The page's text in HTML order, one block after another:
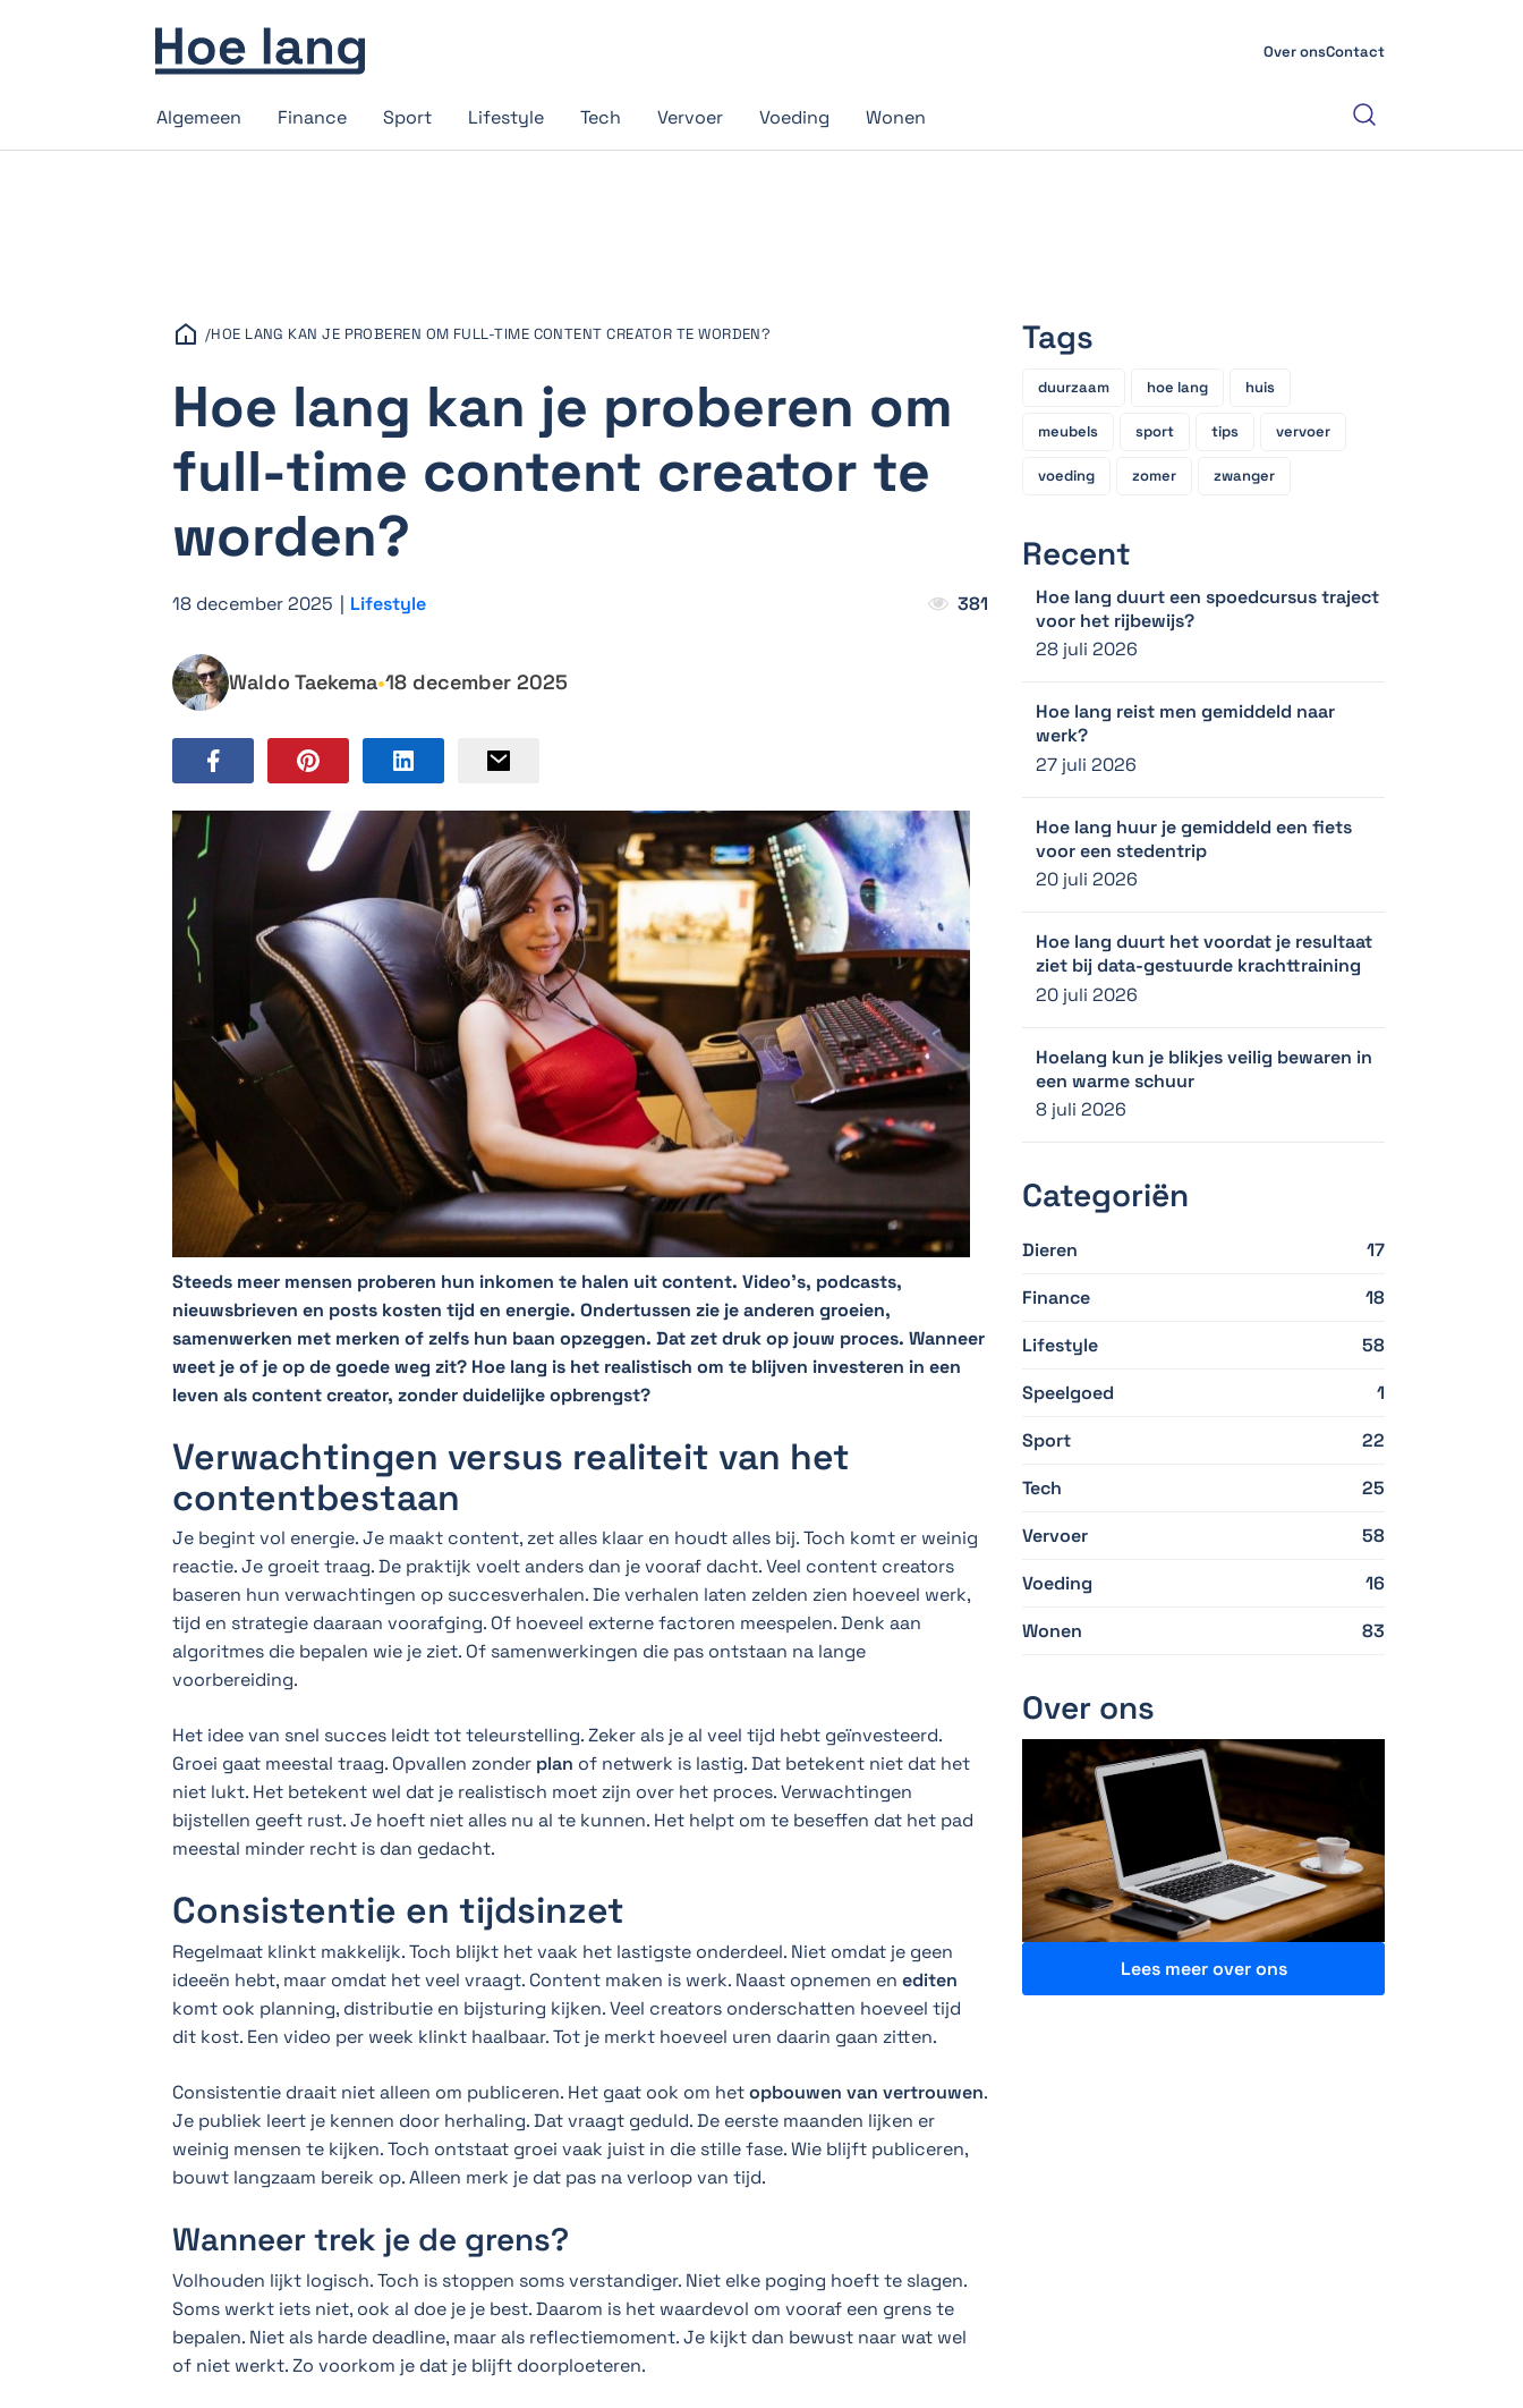
Over onsContact
Algemeen Finance Sport Lifestyle Tech Vervoer Voeding Wonen
/HOE LANG KAN JE PROBEREN OM FULL-TIME CONTENT CREATOR TE WORDEN?
Hoe lang kan je proberen om
full-time content creator te
worden?
18 december 2025 | Lifestyle 381
Waldo Taekema•18 december 2025
Steeds meer mensen proberen hun inkomen te halen uit content. Video’s, podcasts,
nieuwsbrieven en posts kosten tijd en energie. Ondertussen zie je anderen groeien,
samenwerken met merken of zelfs hun baan opzeggen. Dat zet druk op jouw proces. Wanneer
weet je of je op de goede weg zit? Hoe lang is het realistisch om te blijven investeren in een
leven als content creator, zonder duidelijke opbrengst?
Verwachtingen versus realiteit van het
contentbestaan
Je begint vol energie. Je maakt content, zet alles klaar en houdt alles bij. Toch komt er weinig
reactie. Je groeit traag. De praktijk voelt anders dan je vooraf dacht. Veel content creators
baseren hun verwachtingen op succesverhalen. Die verhalen laten zelden zien hoeveel werk,
tijd en strategie daaraan voorafging. Of hoeveel externe factoren meespelen. Denk aan
algoritmes die bepalen wie je ziet. Of samenwerkingen die pas ontstaan na lange
voorbereiding.
Het idee van snel succes leidt tot teleurstelling. Zeker als je al veel tijd hebt geïnvesteerd.
Groei gaat meestal traag. Opvallen zonder plan of netwerk is lastig. Dat betekent niet dat het
niet lukt. Het betekent wel dat je realistisch moet zijn over het proces. Verwachtingen
bijstellen geeft rust. Je hoeft niet alles nu al te kunnen. Het helpt om te beseffen dat het pad
meestal minder recht is dan gedacht.
Consistentie en tijdsinzet
Regelmaat klinkt makkelijk. Toch blijkt het vaak het lastigste onderdeel. Niet omdat je geen
ideeën hebt, maar omdat het veel vraagt. Content maken is werk. Naast opnemen en editen
komt ook planning, distributie en bijsturing kijken. Veel creators onderschatten hoeveel tijd
dit kost. Een video per week klinkt haalbaar. Tot je merkt hoeveel uren daarin gaan zitten.
Consistentie draait niet alleen om publiceren. Het gaat ook om hetopbouwen van vertrouwen.
Je publiek leert je kennen door herhaling. Dat vraagt geduld. De eerste maanden lijken er
weinig mensen te kijken. Toch ontstaat groei vaak juist in die stille fase. Wie blijft publiceren,
bouwt langzaam bereik op. Alleen merk je dat pas na verloop van tijd.
Wanneer trek je de grens?
Volhouden lijkt logisch. Toch is stoppen soms verstandiger. Niet elke poging hoeft te slagen.
Soms werkt iets niet, ook al doe je je best. Daarom is het waardevol om vooraf een grens te
bepalen. Niet als harde deadline, maar als reflectiemoment. Je kijkt dan bewust naar wat wel
of niet werkt. Zo voorkom je dat je blijft doorploeteren.
Tags
duurzaam hoe lang huis
meubels sport tips vervoer
voeding zomer zwanger
Recent
Hoe lang duurt een spoedcursus traject
voor het rijbewijs?
28 juli 2026
Hoe lang reist men gemiddeld naar
werk?
27 juli 2026
Hoe lang huur je gemiddeld een fiets
voor een stedentrip
20 juli 2026
Hoe lang duurt het voordat je resultaat
ziet bij data-gestuurde krachttraining
20 juli 2026
Hoelang kun je blikjes veilig bewaren in
een warme schuur
8 juli 2026
Categoriën
Dieren
17
Finance
18
Lifestyle
58
Speelgoed
1
Sport
22
Tech
25
Vervoer
58
Voeding
16
Wonen
83
Over ons
Lees meer over ons